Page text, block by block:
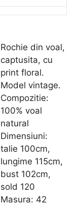
Rochie din voal,
captusita, cu
print floral.
Model vintage.
Compozitie:
100% voal
natural
Dimensiuni:
talie 100cm,
lungime 115cm,
bust 102cm,
sold 120
Masura: 42